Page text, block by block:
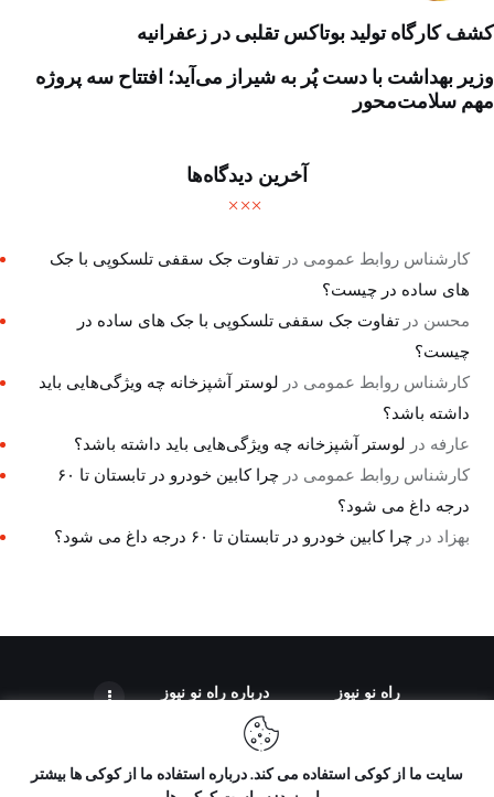
کشف کارگاه تولید بوتاکس تقلبی در زعفرانیه
وزیر بهداشت با دست پُر به شیراز می‌آید؛ افتتاح سه پروژه
مهم سلامت‌محور
آخرین دیدگاه‌ها
کارشناس روابط عمومی درتفاوت جک سقفی تلسکوپی با جک
های ساده در چیست؟
محسن درتفاوت جک سقفی تلسکوپی با جک های ساده در
چیست؟
کارشناس روابط عمومی در لوستر آشپزخانه چه ویژگی‌هایی باید
داشته باشد؟
عارفه در لوستر آشپزخانه چه ویژگی‌هایی باید داشته باشد؟
کارشناس روابط عمومی در
چرا کابین خودرو در تابستان تا ۶۰
درجه داغ می شود؟
بهزاد درچرا کابین خودرو در تابستان تا ۶۰ درجه داغ می شود؟
راه نو نیوز درباره راه‌ نو نیوز
سایت ما از کوکی استفاده می کند. درباره استفاده ما از کوکی ها بیشتر